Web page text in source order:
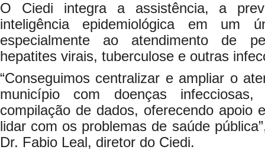
O Ciedi integra a assistência, a
inteligência epidemiológica em um
especialmente ao atendimento de
hepatites virais, tuberculose e outras
“Conseguimos centralizar e ampliar o
município com doenças
compilação de dados, oferecendo apoio
lidar com os problemas de saúde
Dr. Fabio Leal, diretor do Ciedi.